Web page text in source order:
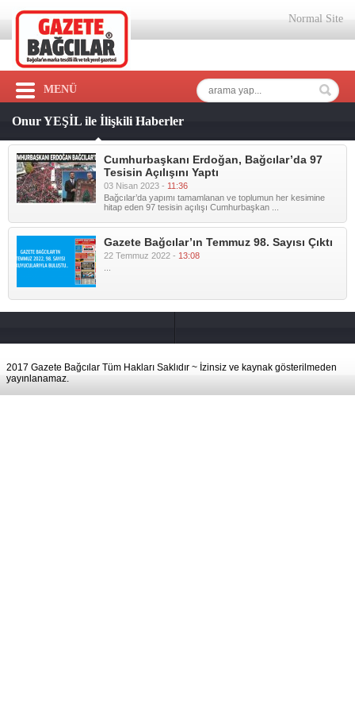
Normal Site
MENÜ
Onur YEŞİL ile İlişkili Haberler
Cumhurbaşkanı Erdoğan, Bağcılar’da 97
Tesisin Açılışını Yaptı
03 Nisan 2023 - 11:36
Bağcılar’da yapımı tamamlanan ve toplumun her kesimine
hitap eden 97 tesisin açılışı Cumhurbaşkan ...
Gazete Bağcılar’ın Temmuz 98. Sayısı Çıktı
22 Temmuz 2022 - 13:08
2017 Gazete Bağcılar Tüm Hakları Saklıdır ~ İzinsiz ve kaynak gösterilmeden
yayınlanamaz.